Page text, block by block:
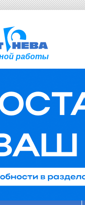
работы